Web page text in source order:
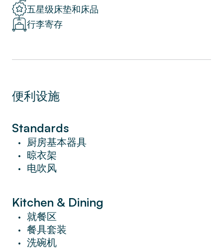
高級設施包括免費無線網絡、有線電視、高檔
洗浴用品、酒店床和床單。
以在其中訂購個性化服務、在住宿期間隨時與
在 Sweett，我們致力於在賓至如歸的地方提
這間可愛的 Sweett 三居室公寓自然光線充
足。 舒適的家具和美麗的色彩組合為這個地
方營造了一種溫馨和放鬆的氛圍。
您會喜歡在自己的廚房裡做一頓西班牙大餐，
公寓位於市中心，距離該市許多最美麗的地標
僅有幾分鐘的步行路程。
在步行距離內，您會發現拉斯阿里納斯和胡安
五星级床垫和床品
行李寄存
便利设施
Standards
• 厨房基本器具
• 晾衣架
• 电吹风
Kitchen & Dining
• 就餐区
• 餐具套装
• 洗碗机